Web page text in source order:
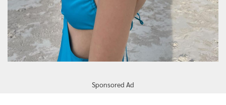
Sponsored Ad